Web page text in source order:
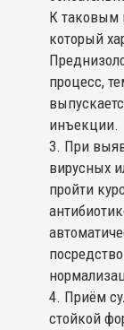
К таковым
который
процесс,
инъекции.
При
вирусных
пройти
Приём
стойкой